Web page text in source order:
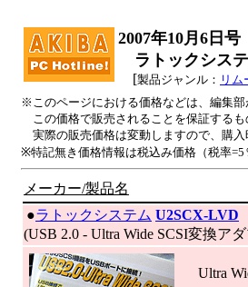
2007年10月6日号
ラトックシス
[製品ジャンル： リ
※このページにおける価格などは、編集部
この価格で販売されることを保証するも
実際の販売価格は変動しますので、購入
※特記無き価格情報は税込み価格（税率=5
メーカー/製品名
●ラトックシステム U2SCX-LVD
(USB 2.0 - Ultra Wide SCSI変換ア
Ultra